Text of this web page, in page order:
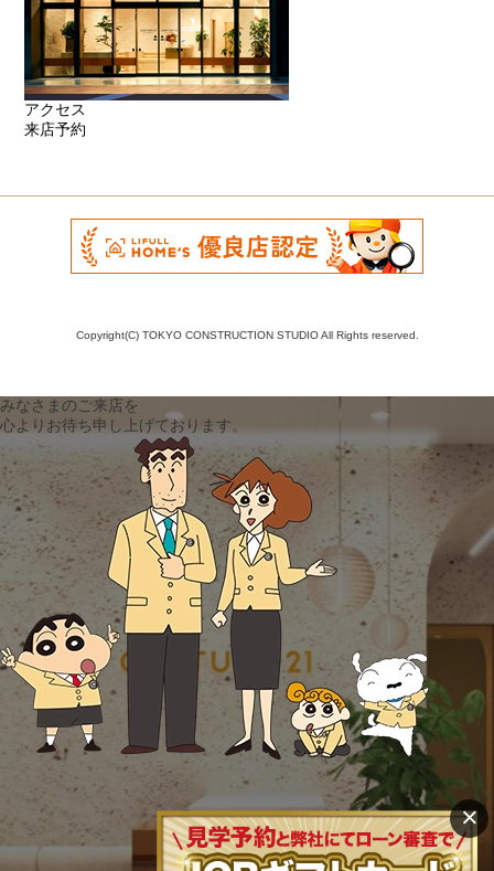
アクセス
来店予約
Copyright(C) TOKYO CONSTRUCTION STUDIO All Rights reserved.
みなさまのご来店を
心よりお待ち申し上げております。
×